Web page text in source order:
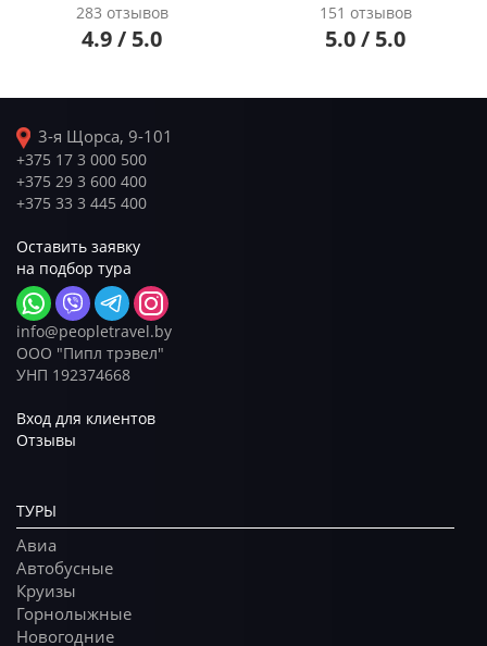
283 отзывов
4.9 / 5.0
151 отзывов
5.0 / 5.0
3-я Щорса, 9-101
+375 17 3 000 500
+375 29 3 600 400
+375 33 3 445 400
Оставить заявку
на подбор тура
info@peopletravel.by
ООО "Пипл трэвел"
УНП 192374668
Вход для клиентов
Отзывы
ТУРЫ
Авиа
Автобусные
Круизы
Горнолыжные
Новогодние